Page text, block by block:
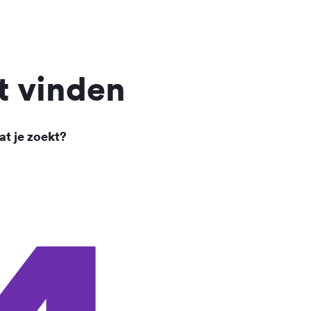
vinden
je zoekt?